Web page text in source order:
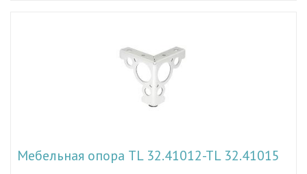
Мебельная опора TL 32.41012-TL 32.41015